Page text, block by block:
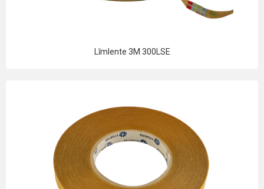
Līmlente 3M 300LSE